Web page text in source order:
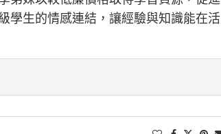
學生的情感連結，讓經驗與知識能在活